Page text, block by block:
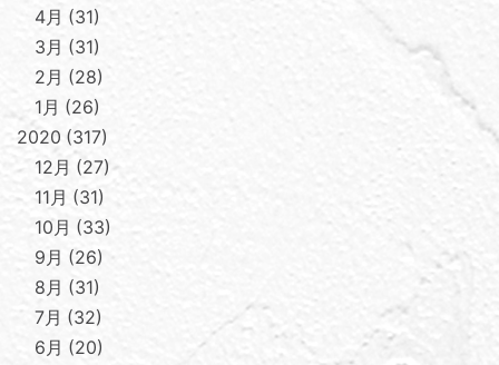
4月
31
3月
31
2月
28
1月
26
2020 317
12月
27
11月
31
10月
33
9月
26
8月
31
7月
32
6月
20